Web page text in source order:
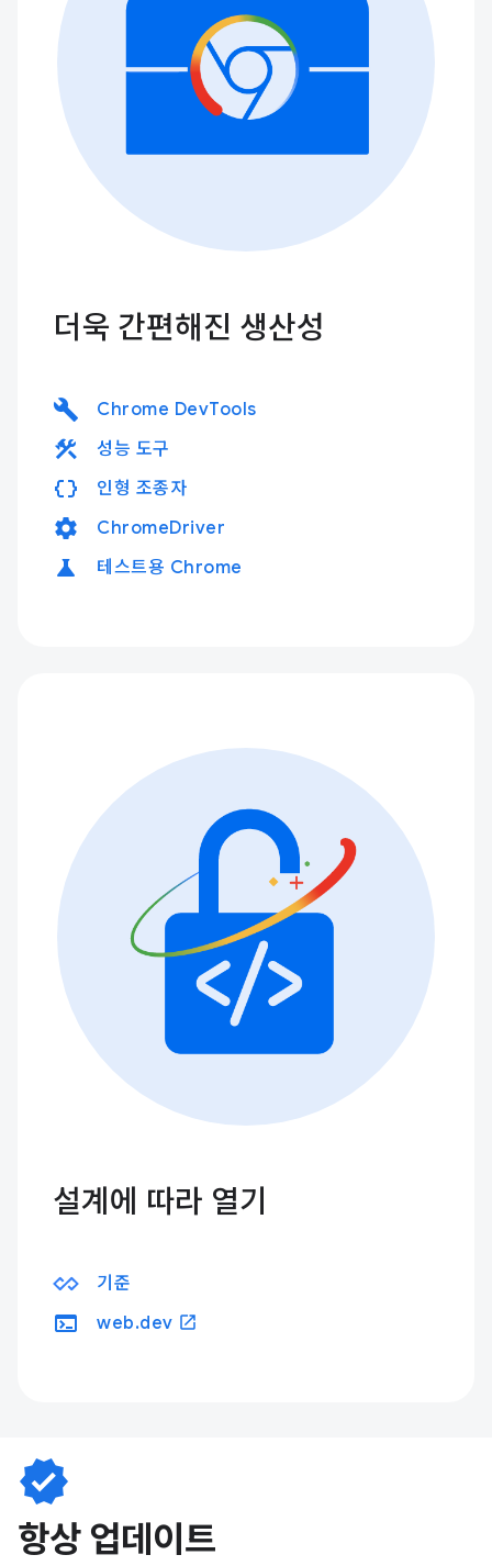
더욱 간편해진 생산성
build Chrome DevTools
construction 성능 도구
data_object 인형 조종자
settings ChromeDriver
science 테스트용 Chrome
설계에 따라 열기
기준
terminal web.dev open_in_new
verified
항상 업데이트